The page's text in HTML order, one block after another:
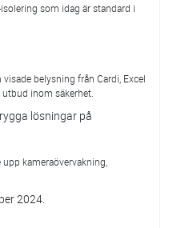
isolering som idag är standard i
belysning från Cardi, Excel
inom säkerhet.
lösningar på
kameraövervakning,
2024.